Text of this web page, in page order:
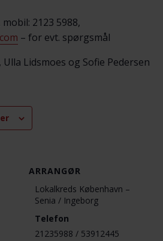
2123 5988,
– for evt. spørgsmål
Lidsmoes og Sofie Pedersen
ARRANGØR
Lokalkreds København –
Senia / Ingeborg
Telefon
21235988 / 53912445